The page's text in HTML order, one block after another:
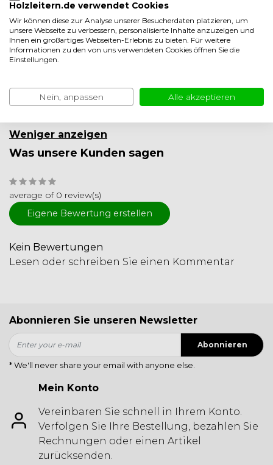
Handwerksqualität aus den Niederlanden
5 Jahre garantie
Auf Vergleichsliste setzen
Produktinformation
Weniger anzeigen
Was unsere Kunden sagen
average of 0 review(s)
Eigene Bewertung erstellen
Kein Bewertungen
Lesen oder schreiben Sie einen Kommentar
Abonnieren Sie unseren Newsletter
Abonnieren
* We'll never share your email with anyone else.
Mein Konto
Vereinbaren Sie schnell in Ihrem Konto.
Verfolgen Sie Ihre Bestellung, bezahlen Sie
Rechnungen oder einen Artikel
zurücksenden.
Holzleitern.de verwendet Cookies
Wir können diese zur Analyse unserer Besucherdaten platzieren, um
unsere Webseite zu verbessern, personalisierte Inhalte anzuzeigen und
Ihnen ein großartiges Webseiten-Erlebnis zu bieten. Für weitere
Informationen zu den von uns verwendeten Cookies öffnen Sie die
Einstellungen.
Nein, anpassen Alle akzeptieren